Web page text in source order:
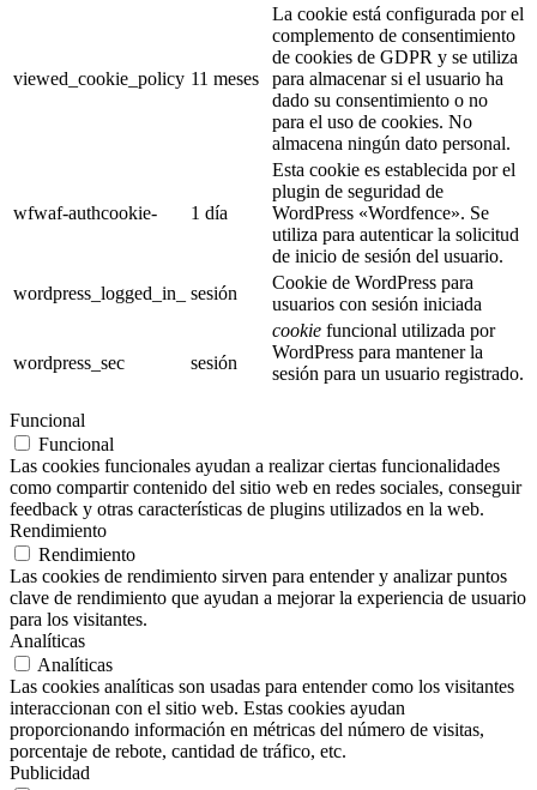
viewed_cookie_policy 11 meses
La cookie está configurada por el
complemento de consentimiento
de cookies de GDPR y se utiliza
para almacenar si el usuario ha
dado su consentimiento o no
para el uso de cookies. No
almacena ningún dato personal.
wfwaf-authcookie- 1 día
Esta cookie es establecida por el
plugin de seguridad de
WordPress «Wordfence». Se
utiliza para autenticar la solicitud
de inicio de sesión del usuario.
wordpress_logged_in_
sesión
Cookie de WordPress para
usuarios con sesión iniciada
wordpress_sec sesión
cookie funcional utilizada por
WordPress para mantener la
sesión para un usuario registrado.
Funcional
Funcional
Las cookies funcionales ayudan a realizar ciertas funcionalidades
como compartir contenido del sitio web en redes sociales, conseguir
feedback y otras características de plugins utilizados en la web.
Rendimiento
Rendimiento
Las cookies de rendimiento sirven para entender y analizar puntos
clave de rendimiento que ayudan a mejorar la experiencia de usuario
para los visitantes.
Analíticas
Analíticas
Las cookies analíticas son usadas para entender como los visitantes
interaccionan con el sitio web. Estas cookies ayudan
proporcionando información en métricas del número de visitas,
porcentaje de rebote, cantidad de tráfico, etc.
Publicidad